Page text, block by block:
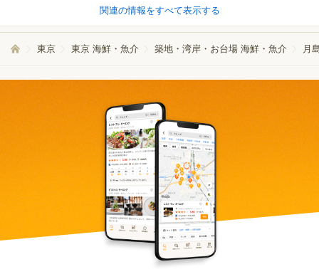
関連の情報をすべて表示する
東京 東京 海鮮・魚介 築地・湾岸・お台場 海鮮・魚介 月